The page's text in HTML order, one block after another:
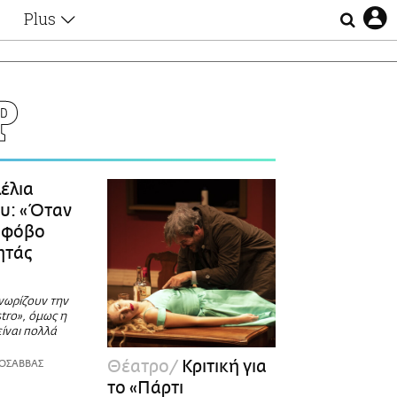
Plus
Οι Αθηναίοι
Απώλειες
Lgbtqi+
Επιλογές
«Όταν
φόβο
την
όμως η
πολλά
Θέατρο Kριτική για
το «Πάρτι